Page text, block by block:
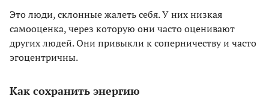
Это люди, склонные жалеть себя. У них низкая
самооценка, через которую они часто оценивают
других людей. Они привыкли к соперничеству и часто
эгоцентричны.
Как сохранить энергию